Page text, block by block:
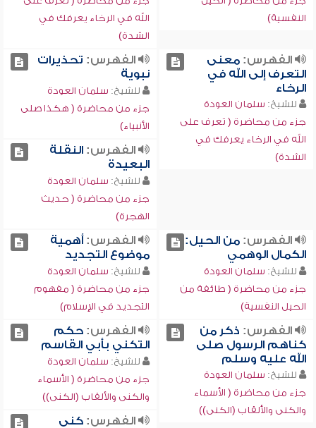
النفسية)
الله في الرخاء يعرفك في
الشدة)
الفهرس:معنى
التعرف إلى الله في
الرخاء
للشيخ: سلمان العودة
جزء من محاضرة ( تعرف على
الله في الرخاء يعرفك في
الشدة)
الفهرس: تحذيرات
نبوية
للشيخ: سلمان العودة
جزء من محاضرة ( هكذا صلى
الأنبياء)
الفهرس:النقلة
البعيدة
للشيخ: سلمان العودة
جزء من محاضرة ( حديث
الهجرة)
الفهرس:من الحيل:
الكمال الوهمي
للشيخ: سلمان العودة
جزء من محاضرة ( طائفة من
الحيل النفسية)
الفهرس:أهمية
موضوع التجديد
للشيخ: سلمان العودة
جزء من محاضرة ( مفهوم
التجديد في الإسلام)
الفهرس: ذكر من
كناهم الرسول صلى
الله عليه وسلم
للشيخ: سلمان العودة
جزء من محاضرة ( الأسماء
والكنى والألقاب (الكنى))
الفهرس:حكم
التكني بأبي القاسم
للشيخ: سلمان العودة
جزء من محاضرة ( الأسماء
والكنى والألقاب (الكنى))
الفهرس:كنى